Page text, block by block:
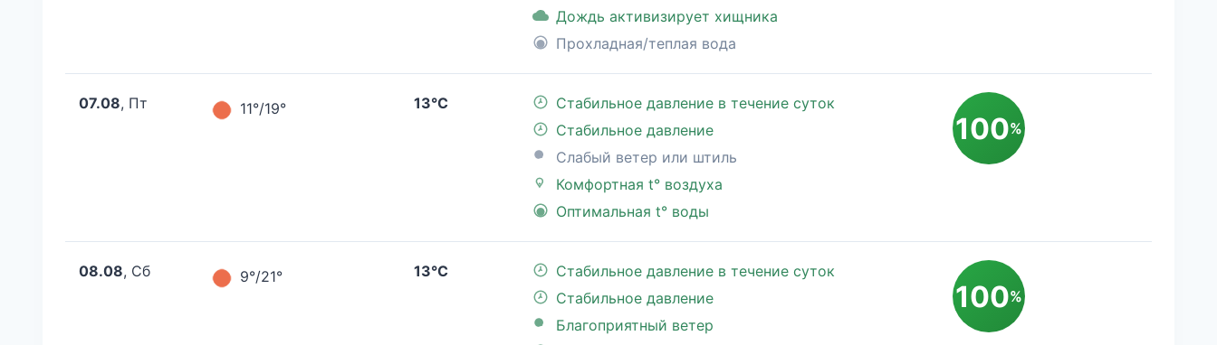
Дождь активизирует хищника
Прохладная/теплая вода
07.08, Пт 11°/19° 13°C
Стабильное давление в течение суток
Стабильное давление
Слабый ветер или штиль
Комфортная t° воздуха
Оптимальная t° воды
100%
08.08, Сб 9°/21° 13°C
Стабильное давление в течение суток
Стабильное давление
Благоприятный ветер
100%